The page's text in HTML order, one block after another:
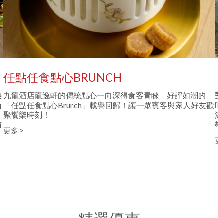
任點任食點心BRUNCH
九龍酒店龍逸軒的傳統點心一向深得食客青睞，好評如潮的
「任點任食點心Brunch」載譽回歸！讓一眾賓客與家人好友歡
聚饗樂時刻！
更多 >